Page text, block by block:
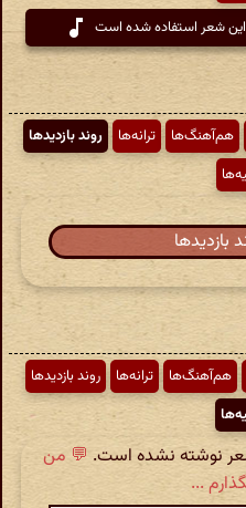
این شعر استفاده شده است
هم‌آهنگ‌ها ترانه‌ها
روند بازدیدها
بازدیدها
هم‌آهنگ‌ها ترانه‌ها
روند بازدیدها
نوشته نشده است. 💬 من
...